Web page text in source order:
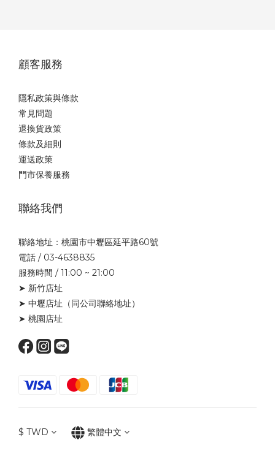
顧客服務
隱私政策與條款
常見問題
退換貨政策
條款及細則
運送政策
門市保養服務
聯絡我們
聯絡地址：桃園市中壢區延平路60號
電話 / 03-4638835
服務時間 / 11:00 ~ 21:00
➤ 新竹店址
➤ 中壢店址 （同公司聯絡地址）
➤ 桃園店址
$ TWD 繁體中文